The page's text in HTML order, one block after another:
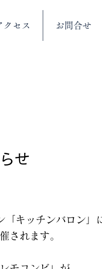
クセス お問合せ
せ
キッチンバロン」
されます。